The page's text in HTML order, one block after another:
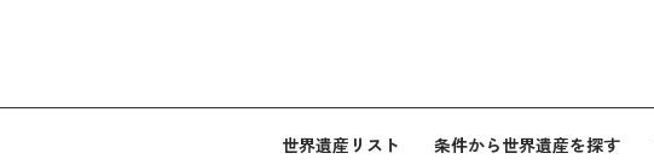
世界遺産リスト 条件から世界遺産を探す